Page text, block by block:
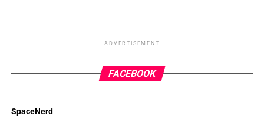
ADVERTISEMENT
FACEBOOK
SpaceNerd